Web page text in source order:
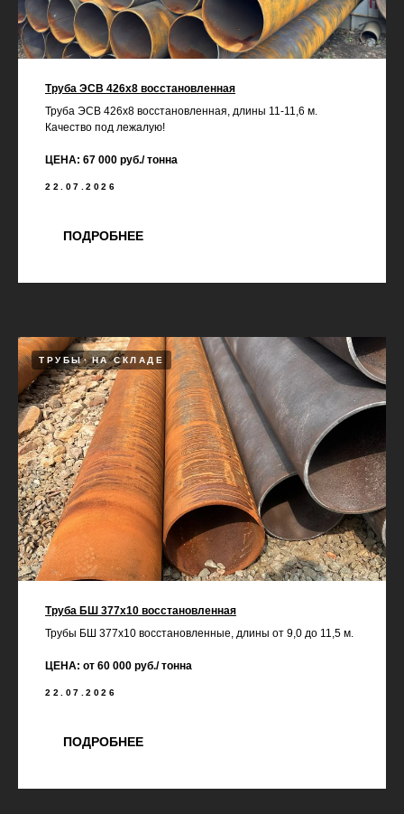
Труба ЭСВ 426х8 восстановленная
Труба ЭСВ 426х8 восстановленная, длины 11-11,6 м.
Качество под лежалую!
ЦЕНА: 67 000 руб./ тонна
22.07.2026
ПОДРОБНЕЕ
ТРУБЫ НА СКЛАДЕ
Труба БШ 377х10 восстановленная
Трубы БШ 377х10 восстановленные, длины от 9,0 до 11,5 м.
ЦЕНА: от 60 000 руб./ тонна
22.07.2026
ПОДРОБНЕЕ